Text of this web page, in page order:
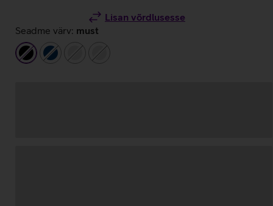
Lisan võrdlusesse
Seadme värv: must
musttumesinine
hõbedanehõbedane